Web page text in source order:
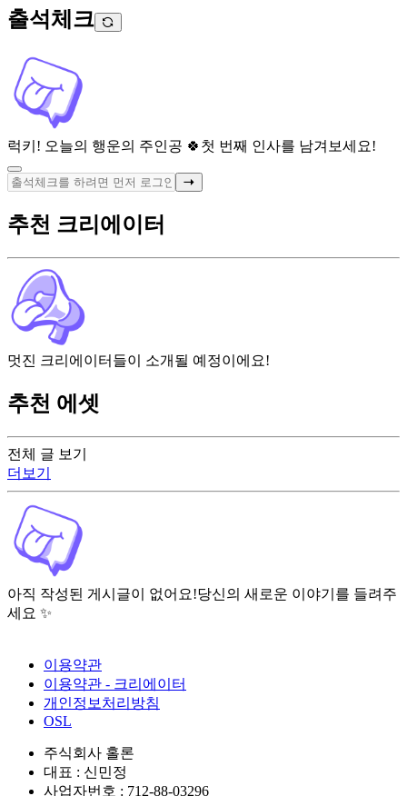
출석체크
럭키! 오늘의 행운의 주인공 🍀 첫 번째 인사를 남겨보세요!
전체 글 보기
더보기
아직 작성된 게시글이 없어요!당신의 새로운 이야기를 들려주
세요 ✨
추천 크리에이터
멋진 크리에이터들이 소개될 예정이에요!
추천 에셋
이용약관
이용약관 - 크리에이터
개인정보처리방침
OSL
주식회사 홀론
대표 : 신민정
사업자번호 : 712-88-03296